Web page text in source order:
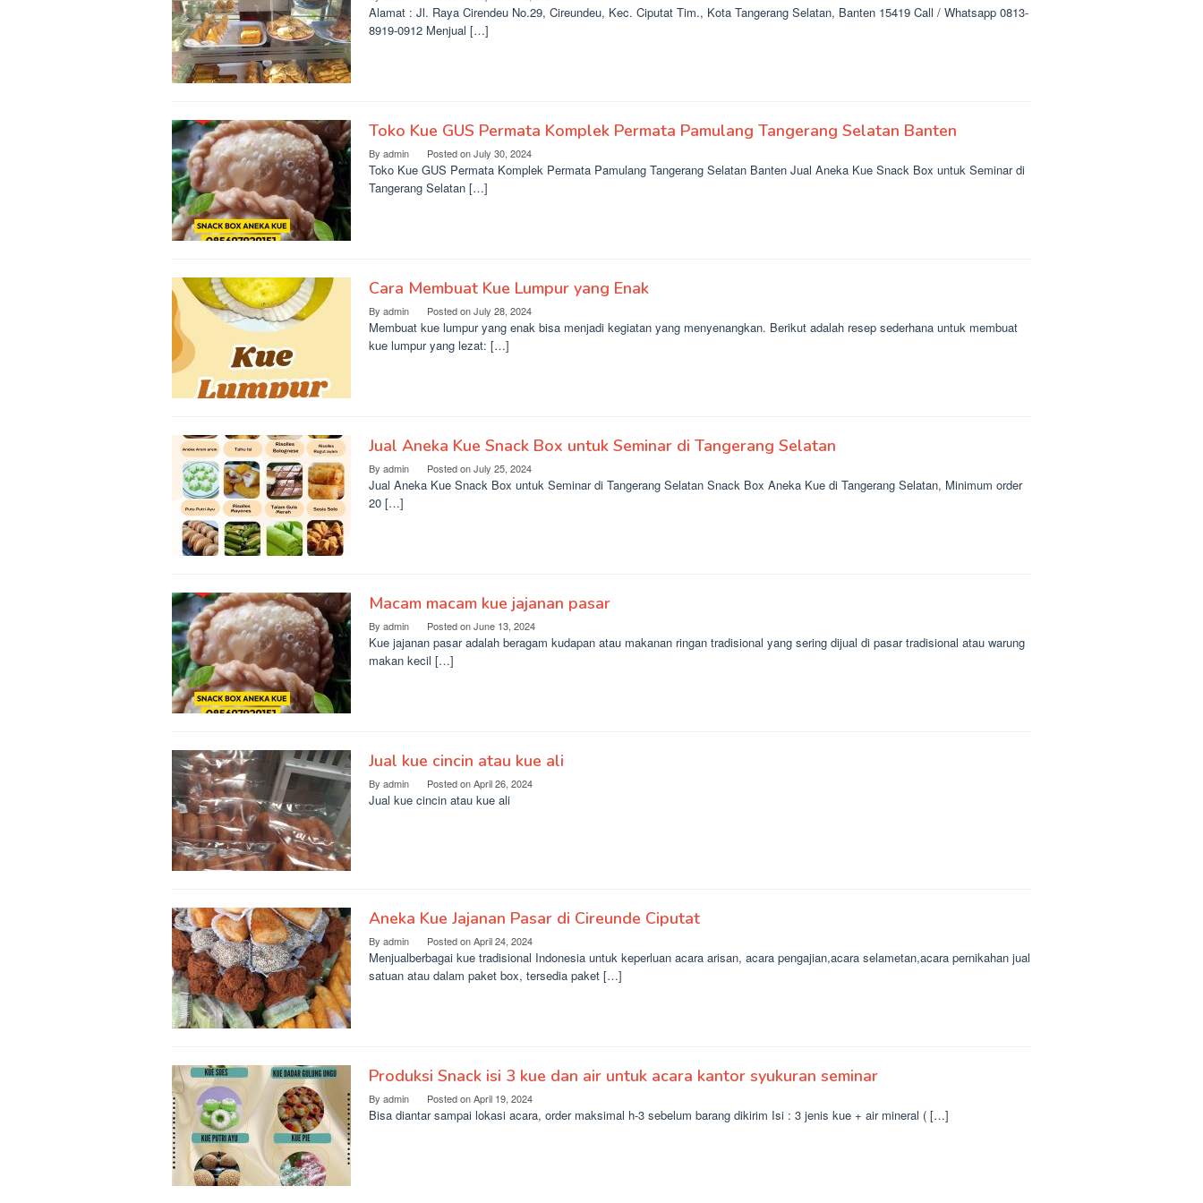
Alamat : Jl. Raya Cirendeu No.29, Cireundeu, Kec. Ciputat Tim., Kota Tangerang Selatan, Banten 15419 Call / Whatsapp 0813-
8919-0912 Menjual […]
Toko Kue GUS Permata Komplek Permata Pamulang Tangerang Selatan Banten
By admin Posted onJuly 30, 2024
Toko Kue GUS Permata Komplek Permata Pamulang Tangerang Selatan Banten Jual Aneka Kue Snack Box untuk Seminar di
Tangerang Selatan […]
Cara Membuat Kue Lumpur yang Enak
By admin Posted onJuly 28, 2024
Membuat kue lumpur yang enak bisa menjadi kegiatan yang menyenangkan. Berikut adalah resep sederhana untuk membuat
kue lumpur yang lezat: […]
Jual Aneka Kue Snack Box untuk Seminar di Tangerang Selatan
By admin Posted onJuly 25, 2024
Jual Aneka Kue Snack Box untuk Seminar di Tangerang Selatan Snack Box Aneka Kue di Tangerang Selatan, Minimum order
20 […]
Macam macam kue jajanan pasar
By admin Posted onJune 13, 2024
Kue jajanan pasar adalah beragam kudapan atau makanan ringan tradisional yang sering dijual di pasar tradisional atau warung
makan kecil […]
Jual kue cincin atau kue ali
By admin Posted onApril 26, 2024
Jual kue cincin atau kue ali
Aneka Kue Jajanan Pasar di Cireunde Ciputat
By admin Posted onApril 24, 2024
Menjualberbagai kue tradisional Indonesia untuk keperluan acara arisan, acara pengajian,acara selametan,acara pernikahan jual
satuan atau dalam paket box, tersedia paket […]
Produksi Snack isi 3 kue dan air untuk acara kantor syukuran seminar
By admin Posted onApril 19, 2024
Bisa diantar sampai lokasi acara, order maksimal h-3 sebelum barang dikirim Isi : 3 jenis kue + air mineral ( […]